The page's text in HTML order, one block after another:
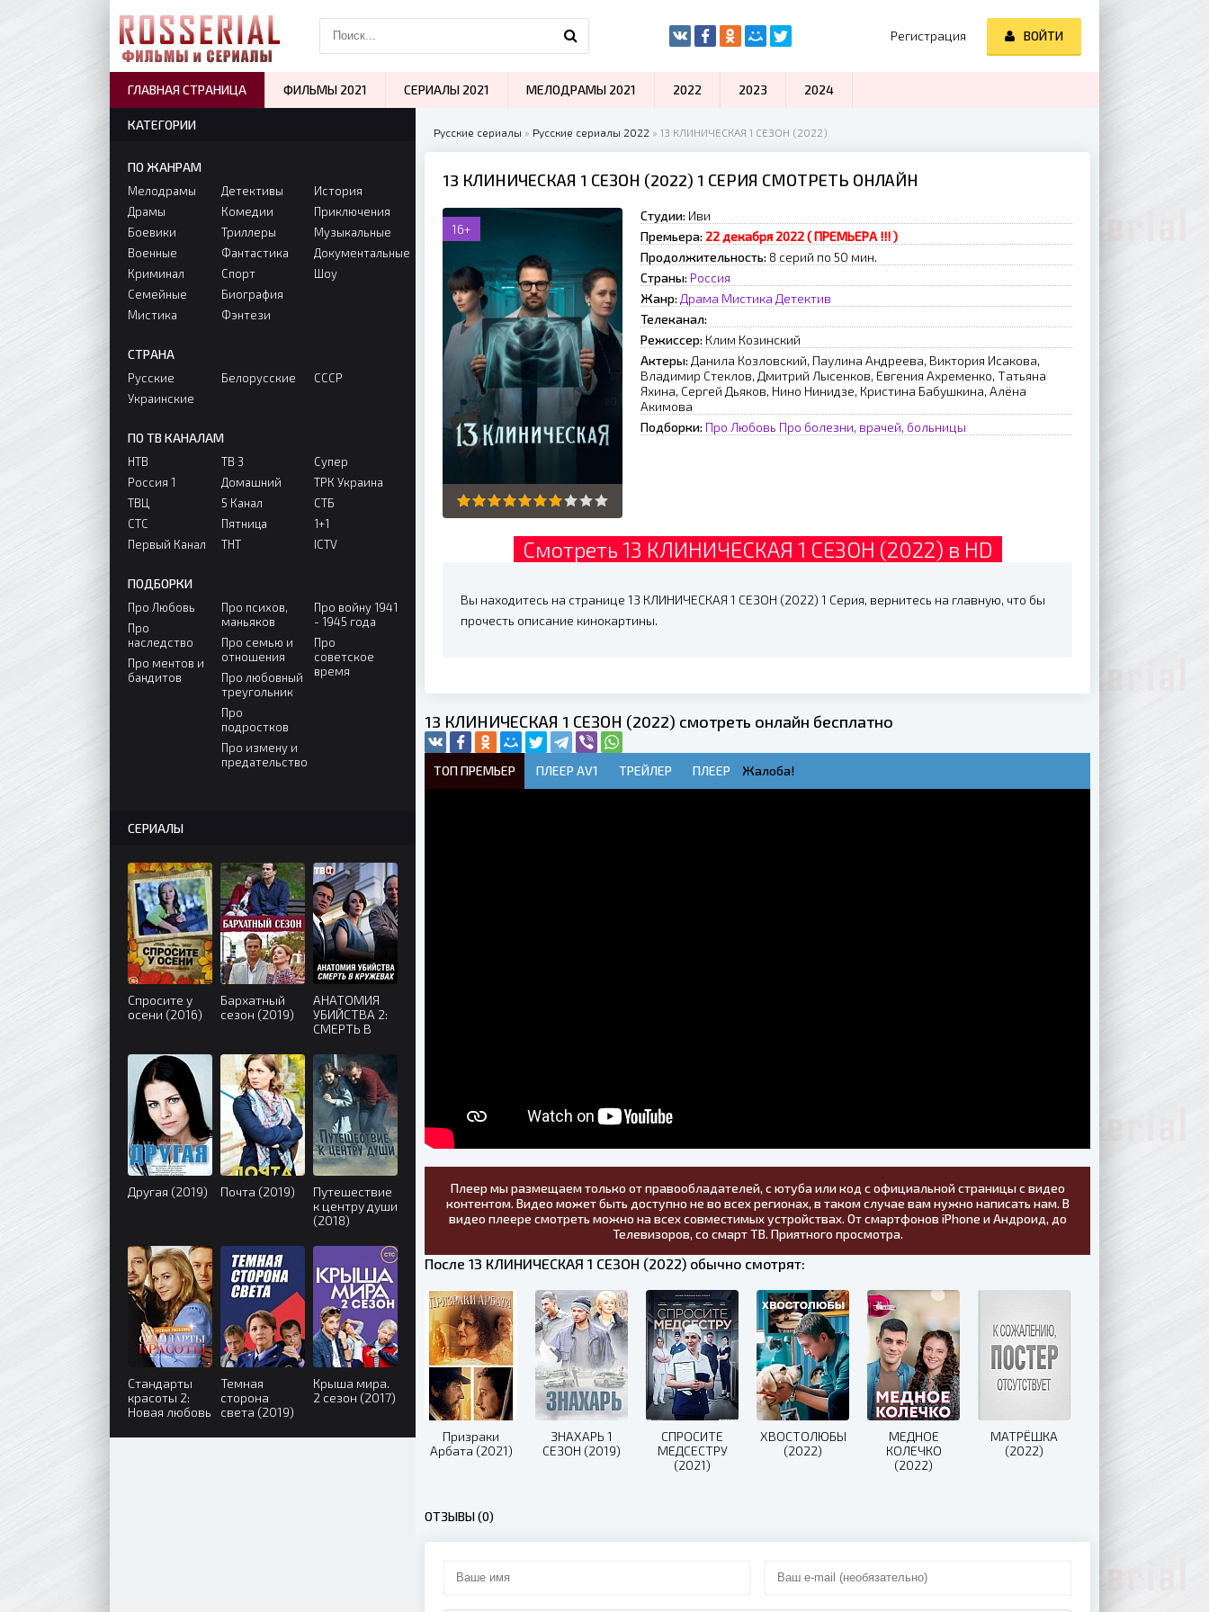
Русские сериалы » Русские сериалы 2022 » 13 КЛИНИЧЕСКАЯ 1 СЕЗОН (2022)
13 КЛИНИЧЕСКАЯ 1 СЕЗОН (2022) 1 СЕРИЯ СМОТРЕТЬ ОНЛАЙН
16+
Студии: Иви
Премьера: 22 декабря 2022 ( ПРЕМЬЕРА !!! )
Продолжительность: 8 серий по 50 мин.
Страны: Россия
Жанр: Драма Мистика Детектив
Телеканал:
Режиссер: Клим Козинский
Актеры: Данила Козловский, Паулина Андреева, Виктория Исакова,
Владимир Стеклов, Дмитрий Лысенков, Евгения Ахременко, Татьяна
Яхина, Сергей Дьяков, Нино Нинидзе, Кристина Бабушкина, Алёна
Акимова
Подборки: Про Любовь Про болезни, врачей, больницы
Смотреть 13 КЛИНИЧЕСКАЯ 1 СЕЗОН (2022) в HD
Вы находитесь на странице 13 КЛИНИЧЕСКАЯ 1 СЕЗОН (2022) 1 Серия, вернитесь на главную, что бы
прочесть описание кинокартины.
13 КЛИНИЧЕСКАЯ 1 СЕЗОН (2022) смотреть онлайн бесплатно
ТОП ПРЕМЬЕР ПЛЕЕР AV1 ТРЕЙЛЕР ПЛЕЕР Жалоба!
Плеер мы размещаем только от правообладателей, с ютуба или код с официальной страницы с видео
контентом. Видео может быть доступно не во всех регионах, в таком случае вам нужно написать нам. В
видео плеере смотреть можно на всех совместимых устройствах. От смартфонов iPhone и Андроид, до
Телевизоров, со смарт ТВ. Приятного просмотра.
После 13 КЛИНИЧЕСКАЯ 1 СЕЗОН (2022) обычно смотрят:
Призраки
Арбата (2021)
ЗНАХАРЬ 1
СЕЗОН (2019)
СПРОСИТЕ
МЕДСЕСТРУ
(2021)
ХВОСТОЛЮБЫ
(2022)
МЕДНОЕ
КОЛЕЧКО
(2022)
МАТРЁШКА
(2022)
ОТЗЫВЫ (0)
КАТЕГОРИИ
ПО ЖАНРАМ
Мелодрамы
Драмы
Боевики
Военные
Криминал
Семейные
Мистика
Детективы
Комедии
Триллеры
Фантастика
Спорт
Биография
Фэнтези
История
Приключения
Музыкальные
Документальные
Шоу
СТРАНА
Русские
Украинские
Белорусские СССР
ПО ТВ КАНАЛАМ
НТВ
Россия 1
ТВЦ
СТС
Первый Канал
ТВ 3
Домашний
5 Канал
Пятница
ТНТ
Супер
ТРК Украина
СТБ
1+1
ICTV
ПОДБОРКИ
Про Любовь
Про
наследство
Про ментов и
бандитов
Про психов,
маньяков
Про семью и
отношения
Про любовный
треугольник
Про
подростков
Про измену и
предательство
Про войну 1941
- 1945 года
Про
советское
время
СЕРИАЛЫ
Спросите у
осени (2016)
Бархатный
сезон (2019)
АНАТОМИЯ
УБИЙСТВА 2:
СМЕРТЬ В
(2019)
Другая (2019) Почта (2019)
Путешествие
к центру души
(2018)
Стандарты
красоты 2:
Новая любовь
Темная
сторона
света (2019)
Крыша мира.
2 сезон (2017)
Регистрация ВОЙТИ
ГЛАВНАЯ СТРАНИЦА ФИЛЬМЫ 2021 СЕРИАЛЫ 2021 МЕЛОДРАМЫ 2021 2022 2023 2024